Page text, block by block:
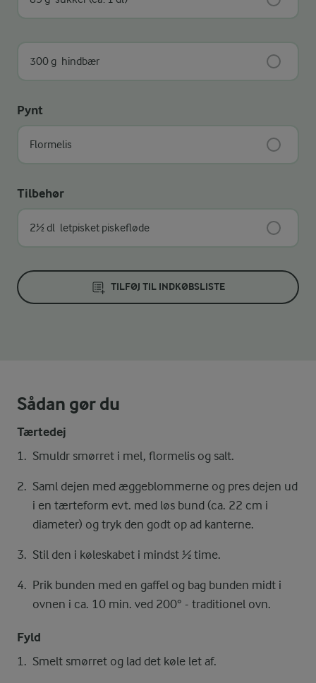
300 g hindbær
Pynt
Flormelis
Tilbehør
2½ dl letpisket piskefløde
TILFØJ TIL INDKØBSLISTE
Sådan gør du
Tærtedej
Smuldr smørret i mel, flormelis og salt.
Saml dejen med æggeblommerne og pres dejen ud
i en tærteform evt. med løs bund (ca. 22 cm i
diameter) og tryk den godt op ad kanterne.
Stil den i køleskabet i mindst ½ time.
Prik bunden med en gaffel og bag bunden midt i
ovnen i ca. 10 min. ved 200° - traditionel ovn.
Fyld
Smelt smørret og lad det køle let af.